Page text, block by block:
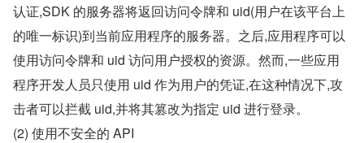
认证,SDK 的服务器将返回访问令牌和 uid(用户在该平台上
的唯一标识)到当前应用程序的服务器。之后,应用程序可以
使用访问令牌和 uid 访问用户授权的资源。然而,一些应用
程序开发人员只使用 uid 作为用户的凭证,在这种情况下,攻
击者可以拦截 uid,并将其篡改为指定 uid 进行登录。
(2) 使用不安全的 API